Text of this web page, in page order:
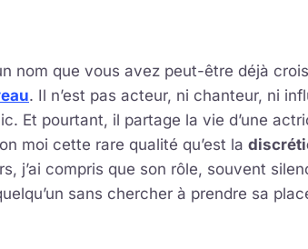
nom que vous avez peut-être déjà
. Il n’est pas acteur, ni chanteur, ni
Et pourtant, il partage la vie d’une
moi cette rare qualité qu’est la
j’ai compris que son rôle, souvent
sans chercher à prendre sa